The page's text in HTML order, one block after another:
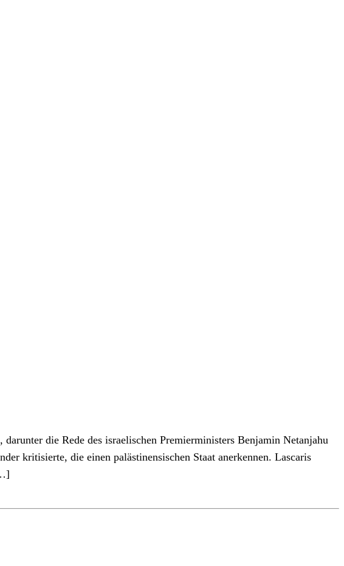
die Rede des israelischen Premierministers Benjamin Netanjahu
kritisierte, die einen palästinensischen Staat anerkennen. Lascaris